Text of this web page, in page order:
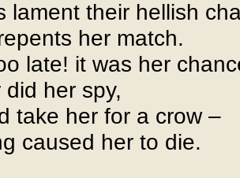
lament their hellish
her match.
late! it was her
her spy,
take her for a crow –
caused her to die.